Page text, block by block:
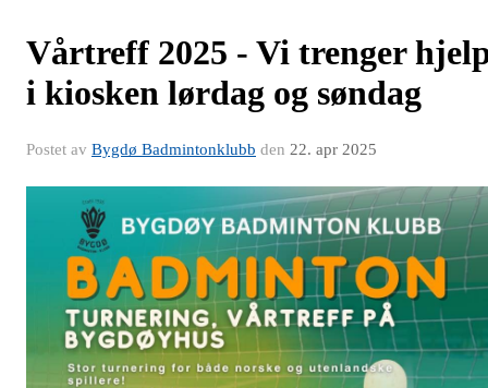
Vårtreff 2025 - Vi trenger
i kiosken lørdag og søndag
Postet av Bygdø Badmintonklubb den 22. apr 2025